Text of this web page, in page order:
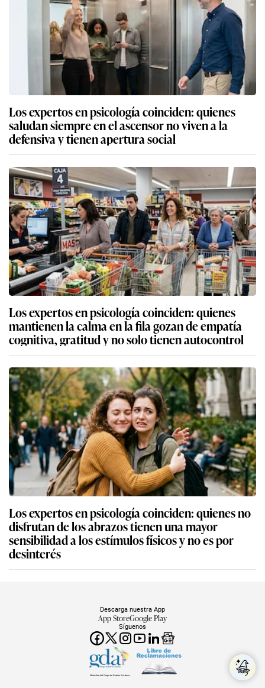
Los expertos en psicología coinciden: quienes
saludan siempre en el ascensor no viven a la
defensiva y tienen apertura social
Los expertos en psicología coinciden: quienes
mantienen la calma en la fila gozan de empatía
cognitiva, gratitud y no solo tienen autocontrol
Los expertos en psicología coinciden: quienes no
disfrutan de los abrazos tienen una mayor
sensibilidad a los estímulos físicos y no es por
desinterés
Síguenos
Descarga nuestra App
App StoreGoogle Play
Miembro del Grupo de Diarios América